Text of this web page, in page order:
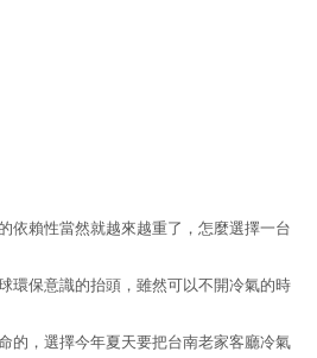
依賴性當然就越來越重了，怎麼選擇一台
環保意識的抬頭，雖然可以不開冷氣的時
的，選擇今年夏天要把台南老家客廳冷氣